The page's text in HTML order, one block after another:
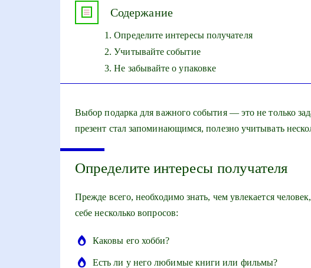
Содержание
Определите интересы получателя
Учитывайте событие
Не забывайте о упаковке
Выбор подарка для важного события — это не только
презент стал запоминающимся, полезно учитывать
Определите интересы получателя
Прежде всего, необходимо знать, чем увлекается
себе несколько вопросов:
Каковы его хобби?
Есть ли у него любимые книги или фильмы?